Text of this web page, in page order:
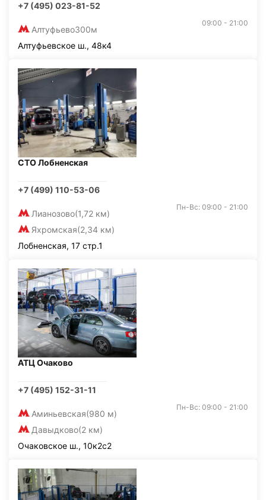
+7 (495) 023-81-52
Алтуфьево300м
09:00 - 21:00
Алтуфьевское ш., 48к4
СТО Лобненская
+7 (499) 110-53-06
Лианозово(1,72 км)
Яхромская(2,34 км)
Пн-Вс: 09:00 - 21:00
Лобненская, 17 стр.1
АТЦ Очаково
+7 (495) 152-31-11
Аминьевская(980 м)
Давыдково(2 км)
Пн-Вс: 09:00 - 21:00
Очаковское ш., 10к2с2